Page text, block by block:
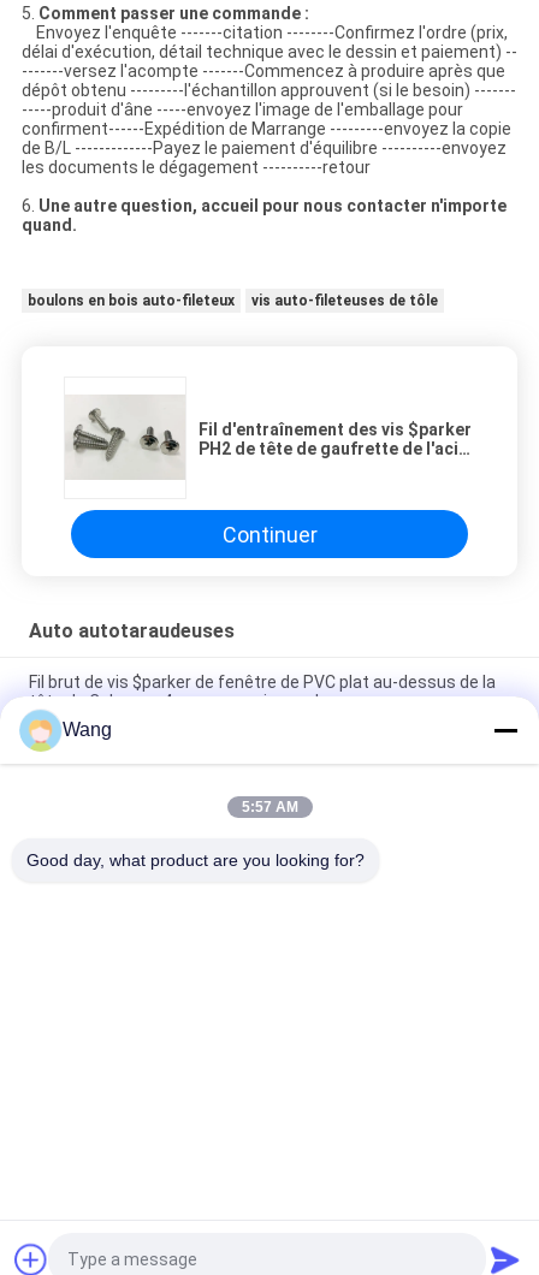
5. Comment passer une commande :
Envoyez l'enquête -------citation --------Confirmez l'ordre (prix,
délai d'exécution, détail technique avec le dessin et paiement) --
-------versez l'acompte -------Commencez à produire après que
dépôt obtenu ---------l'échantillon approuvent (si le besoin) -------
-----produit d'âne -----envoyez l'image de l'emballage pour
confirment------Expédition de Marrange ---------envoyez la copie
de B/L -------------Payez le paiement d'équilibre ----------envoyez
les documents le dégagement ----------retour
6. Une autre question, accueil pour nous contacter n'importe
quand.
boulons en bois auto-fileteux vis auto-fileteuses de tôle
Fil d'entraînement des vis $parker
PH2 de tête de gaufrette de l'acier
Continuer
Auto autotaraudeuses
Fil brut de vis $parker de fenêtre de PVC plat au-dessus de la
tête de Csk avec 4 nervures minuscules
Une tôle auto-fileteuse de point de B visse la tête fraisée
enfoncée croisée de JIS
Vis $parker à six pans fraisées dans l'acier inoxydable, boulons
Demandez un devis
Wang
5:57 AM
Good day, what product are you looking for?